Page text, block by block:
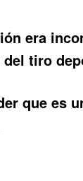
era
tiro
que es